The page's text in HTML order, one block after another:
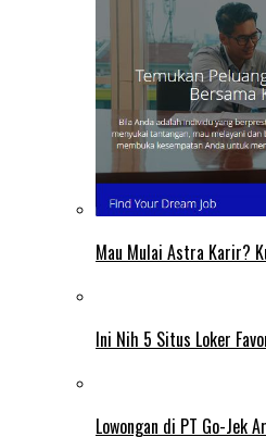
Mau Mulai Astra Karir?
Ini Nih 5 Situs Loker
Lowongan di PT Go-Jek